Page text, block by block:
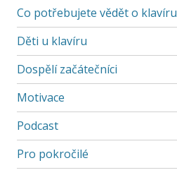
Co potřebujete vědět o klavíru
Děti u klavíru
Dospělí začátečníci
Motivace
Podcast
Pro pokročilé